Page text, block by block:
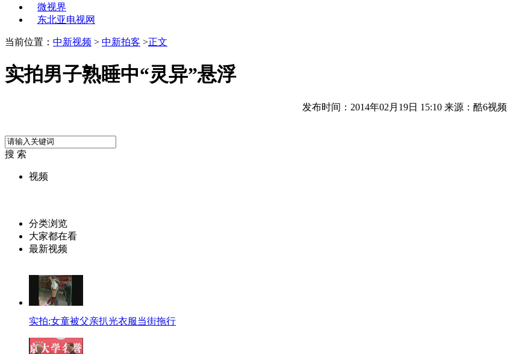
微视界
东北亚电视网
当前位置： 中新视频 > 中新拍客 >正文
实拍男子熟睡中“灵异”悬浮
发布时间：2014年02月19日 15:10 来源：酷6视频
搜 索
视频
分类浏览
大家都在看
最新视频
实拍:女童被父亲扒光衣服当街拖行